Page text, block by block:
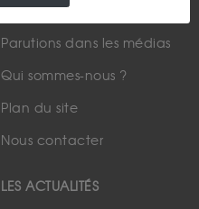
Parutions dans les médias
Qui sommes-nous ?
Plan du site
Nous contacter
LES ACTUALITÉS